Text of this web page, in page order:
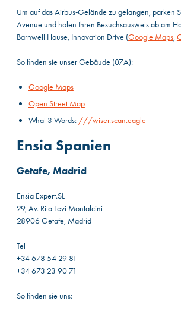
Um auf das Airbus-Gelände zu gelangen, parken
Avenue und holen Ihren Besuchsausweis ab am
Barnwell House, Innovation Drive (Google Maps,
So finden sie unser Gebäude (07A):
Google Maps
Open Street Map
What 3 Words: ///wiser.scan.eagle
Ensia Spanien
Getafe, Madrid
Ensia Expert.SL
29, Av. Rita Levi Montalcini
28906 Getafe, Madrid
Tel
+34 678 54 29 81
+34 673 23 90 71
So finden sie uns: